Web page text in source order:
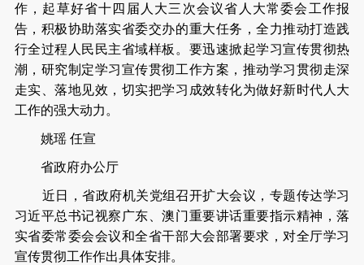
作，起草好省十四届人大三次会议省人大常委会工作报
告，积极协助落实省委交办的重大任务，全力推动打造践
行全过程人民民主省域样板。要迅速掀起学习宣传贯彻热
潮，研究制定学习宣传贯彻工作方案，推动学习贯彻走深
走实、落地见效，切实把学习成效转化为做好新时代人大
工作的强大动力。
姚瑶 任宣
省政府办公厅
近日，省政府机关党组召开扩大会议，专题传达学习
习近平总书记视察广东、澳门重要讲话重要指示精神，落
实省委常委会会议和全省干部大会部署要求，对全厅学习
宣传贯彻工作作出具体安排。